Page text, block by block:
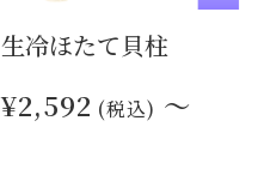
生冷ほたて貝柱
¥2,592 (税込) ～